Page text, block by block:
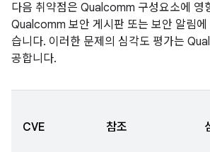
다음 취약점은 Qualcomm 구성요소에 영
Qualcomm 보안 게시판 또는 보안 알림
습니다. 이러한 문제의 심각도 평가는
공합니다.
CVE 참조